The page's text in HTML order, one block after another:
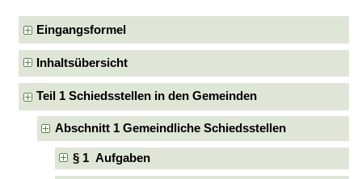
Eingangsformel
Inhaltsübersicht
Teil 1 Schiedsstellen in den Gemeinden
Abschnitt 1 Gemeindliche Schiedsstellen
§ 1 Aufgaben